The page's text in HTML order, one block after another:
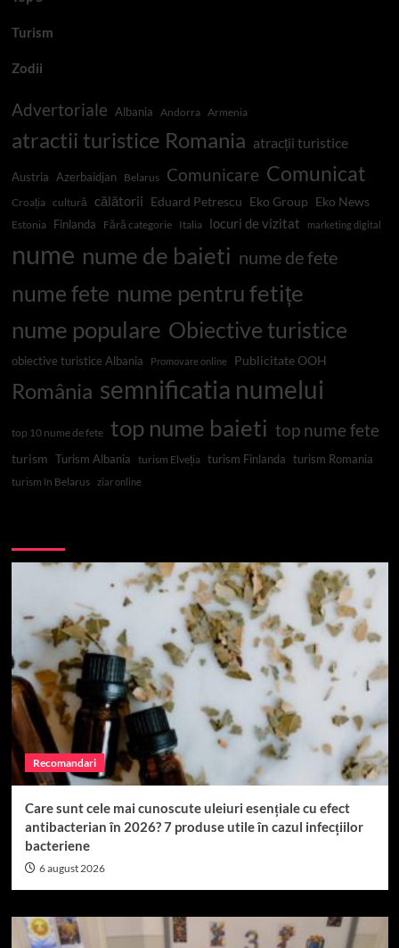
Turism
Zodii
Advertoriale Albania Andorra Armenia
atractii turistice Romania atracții turistice
Austria Azerbaidjan Belarus Comunicare Comunicat
Croația cultură călătorii Eduard Petrescu Eko Group Eko News
Estonia Finlanda Fără categorie Italia locuri de vizitat marketing digital
nume nume de baieti nume de fete
nume fete nume pentru fetițe
nume populare Obiective turistice
obiective turistice Albania Promovare online Publicitate OOH
România semnificatia numelui
top 10 nume de fete top nume baieti top nume fete
turism Turism Albania turism Elveția turism Finlanda turism Romania
turism în Belarus ziar online
Recomandari
Care sunt cele mai cunoscute uleiuri esențiale cu efect
antibacterian în 2026? 7 produse utile în cazul infecțiilor
bacteriene
6 august 2026